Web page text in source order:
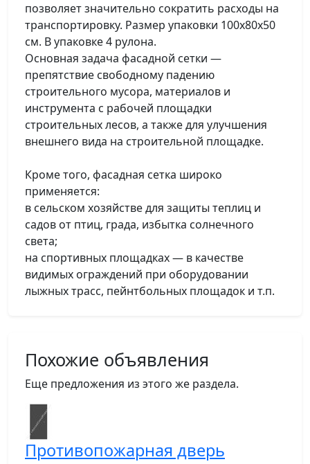
позволяет значительно сократить расходы на
транспортировку. Размер упаковки 100х80х50
см. В упаковке 4 рулона.
Основная задача фасадной сетки —
препятствие свободному падению
строительного мусора, материалов и
инструмента с рабочей площадки
строительных лесов, а также для улучшения
внешнего вида на строительной площадке.
Кроме того, фасадная сетка широко
применяется:
в сельском хозяйстве для защиты теплиц и
садов от птиц, града, избытка солнечного
света;
на спортивных площадках — в качестве
видимых ограждений при оборудовании
лыжных трасс, пейнтбольных площадок и т.п.
Похожие объявления
Еще предложения из этого же раздела.
Противопожарная дверь